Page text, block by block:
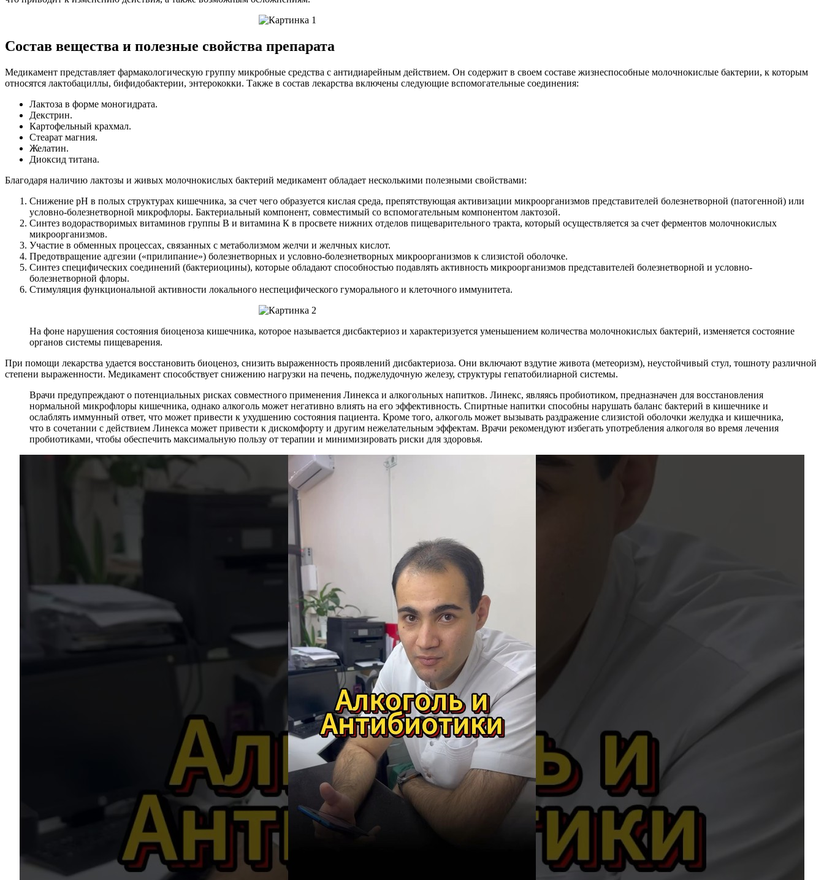
Состав вещества и полезные свойства препарата
Медикамент представляет фармакологическую группу микробные средства с антидиарейным действием. Он содержит в своем составе жизнеспособные молочнокислые бактерии, к которым
относятся лактобациллы, бифидобактерии, энтерококки. Также в состав лекарства включены следующие вспомогательные соединения:
Лактоза в форме моногидрата.
Декстрин.
Картофельный крахмал.
Стеарат магния.
Желатин.
Диоксид титана.
Благодаря наличию лактозы и живых молочнокислых бактерий медикамент обладает несколькими полезными свойствами:
Снижение рН в полых структурах кишечника, за счет чего образуется кислая среда, препятствующая активизации микроорганизмов представителей болезнетворной (патогенной) или
условно-болезнетворной микрофлоры. Бактериальный компонент, совместимый со вспомогательным компонентом лактозой.
Синтез водорастворимых витаминов группы В и витамина К в просвете нижних отделов пищеварительного тракта, который осуществляется за счет ферментов молочнокислых
микроорганизмов.
Участие в обменных процессах, связанных с метаболизмом желчи и желчных кислот.
Предотвращение адгезии («прилипание») болезнетворных и условно-болезнетворных микроорганизмов к слизистой оболочке.
Синтез специфических соединений (бактериоцины), которые обладают способностью подавлять активность микроорганизмов представителей болезнетворной и условно-
болезнетворной флоры.
Стимуляция функциональной активности локального неспецифического гуморального и клеточного иммунитета.
На фоне нарушения состояния биоценоза кишечника, которое называется дисбактериоз и характеризуется уменьшением количества молочнокислых бактерий, изменяется состояние
органов системы пищеварения.
При помощи лекарства удается восстановить биоценоз, снизить выраженность проявлений дисбактериоза. Они включают вздутие живота (метеоризм), неустойчивый стул, тошноту различной
степени выраженности. Медикамент способствует снижению нагрузки на печень, поджелудочную железу, структуры гепатобилиарной системы.
Врачи предупреждают о потенциальных рисках совместного применения Линекса и алкогольных напитков. Линекс, являясь пробиотиком, предназначен для восстановления
нормальной микрофлоры кишечника, однако алкоголь может негативно влиять на его эффективность. Спиртные напитки способны нарушать баланс бактерий в кишечнике и
ослаблять иммунный ответ, что может привести к ухудшению состояния пациента. Кроме того, алкоголь может вызывать раздражение слизистой оболочки желудка и кишечника,
что в сочетании с действием Линекса может привести к дискомфорту и другим нежелательным эффектам. Врачи рекомендуют избегать употребления алкоголя во время лечения
пробиотиками, чтобы обеспечить максимальную пользу от терапии и минимизировать риски для здоровья.